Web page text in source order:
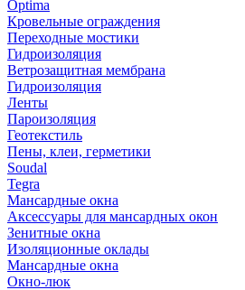
Optima
Кровельные ограждения
Переходные мостики
Гидроизоляция
Ветрозащитная мембрана
Гидроизоляция
Ленты
Пароизоляция
Геотекстиль
Пены, клеи, герметики
Soudal
Tegra
Мансардные окна
Аксессуары для мансардных окон
Зенитные окна
Изоляционные оклады
Мансардные окна
Окно-люк